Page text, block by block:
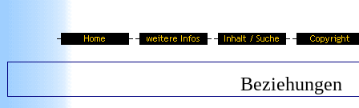
Beziehungen